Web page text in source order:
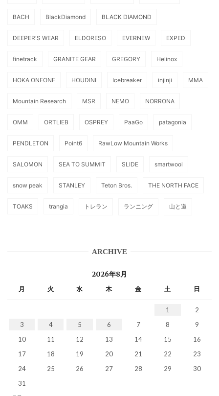
BACH BlackDiamond BLACK DIAMOND
DEEPER'S WEAR ELDORESO EVERNEW EXPED
finetrack GRANITE GEAR GREGORY Helinox
HOKA ONEONE HOUDINI Icebreaker injinji MMA
Mountain Research MSR NEMO NORRONA
OMM ORTLIEB OSPREY PaaGo patagonia
PENDLETON Point6 RawLow Mountain Works
SALOMON SEA TO SUMMIT SLIDE smartwool
snow peak STANLEY Teton Bros. THE NORTH FACE
TOAKS trangia トレラン ランニング 山と道
ARCHIVE
2026年8月
月 火 水 木 金 土 日
1
2
3
4 5 6 7 8
9
10
11 12 13 14 15
16
17
18 19 20 21 22
23
24
25 26 27 28 29
30
31